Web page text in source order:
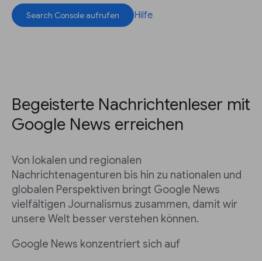
Search Console aufrufen Hilfe
Begeisterte Nachrichtenleser mit
Google News erreichen
Von lokalen und regionalen
Nachrichtenagenturen bis hin zu nationalen und
globalen Perspektiven bringt Google News
vielfältigen Journalismus zusammen, damit wir
unsere Welt besser verstehen können.
Google News konzentriert sich auf